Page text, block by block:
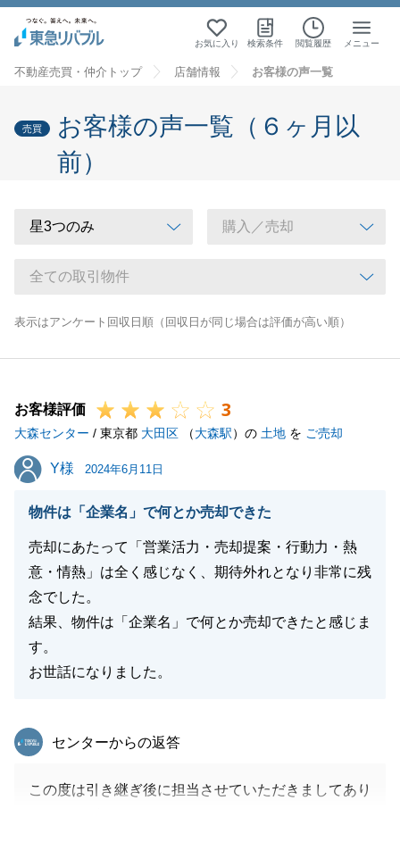
お気に入り 検索条件 閲覧履歴 メニュー
不動産売買・仲介トップ 店舗情報 お客様の声一覧
売買
お客様の声一覧（６ヶ月以
前）
表示はアンケート回収日順（回収日が同じ場合は評価が高い順）
お客様評価 3
大森センター / 東京都 大田区 （大森駅）の 土地 を ご売却
Y様
Y様 2024年6月11日
物件は「企業名」で何とか売却できた
売却にあたって「営業活力・売却提案・行動力・熱
意・情熱」は全く感じなく、期待外れとなり非常に残
念でした。
結果、物件は「企業名」で何とか売却できたと感じま
す。
お世話になりました。
東急リバブル
センターからの返答
この度は引き継ぎ後に担当させていただきましてあり